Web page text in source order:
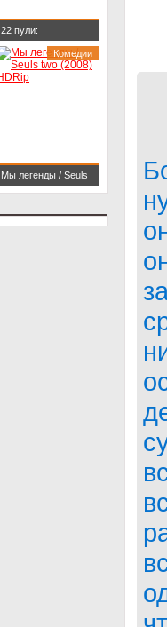
22 пули:
Бессмертный / 22
Bullets / L'immortel
Мы легенды / Seuls
Комедии